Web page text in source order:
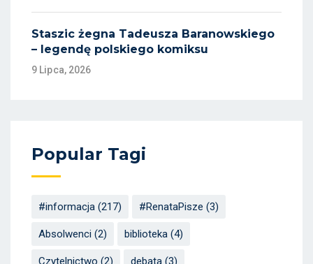
Staszic żegna Tadeusza Baranowskiego
– legendę polskiego komiksu
9 Lipca, 2026
Popular Tagi
#informacja (217) #RenataPisze (3)
Absolwenci (2) biblioteka (4)
Czytelnictwo (2) debata (3)